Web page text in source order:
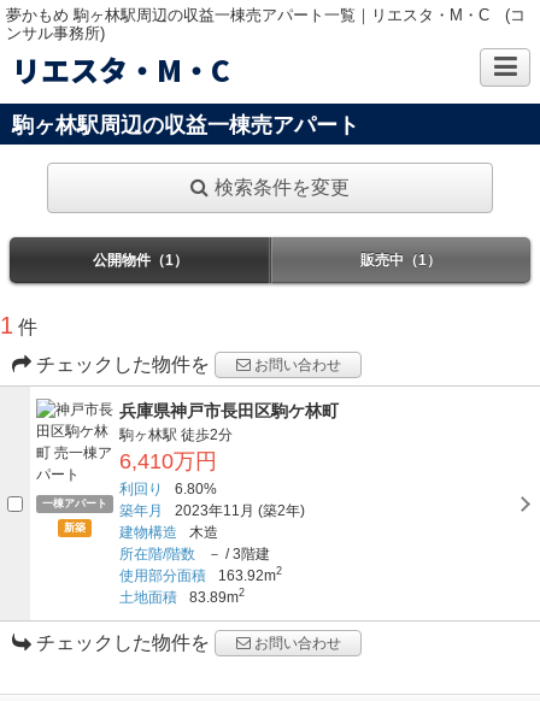
夢かもめ 駒ヶ林駅周辺の収益一棟売アパート一覧｜リエスタ・M・C (コ
ンサル事務所)
リエスタ・M・C
駒ヶ林駅周辺の収益一棟売アパート
検索条件を変更
公開物件（1） 販売中（1）
1 件
チェックした物件を
お問い合わせ
一棟アパート
新築
兵庫県神戸市長田区駒ケ林町
駒ヶ林駅 徒歩2分
6,410万円
利回り
6.80%
築年月
2023年11月 (築2年)
建物構造
木造
所在階/階数
－ /3階建
使用部分面積
163.92m2
土地面積 83.89m2
チェックした物件を お問い合わせ